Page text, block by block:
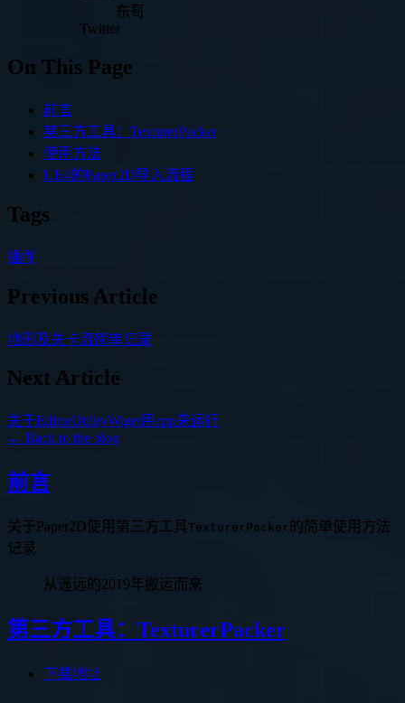
东哥
Twitter
On This Page
前言
第三方工具：TexturerPacker
使用方法
UE4的Paper2D导入流程
Tags
插件
Previous Article
地形及关卡流简单记录
Next Article
关于EditorUtilityWiget用cpp来运行
← Back to the blog
前言
关于Paper2D使用第三方工具TexturerPacker 的简单使用方法
记录
从遥远的2019年搬运而来
第三方工具：TexturerPacker
下载地址